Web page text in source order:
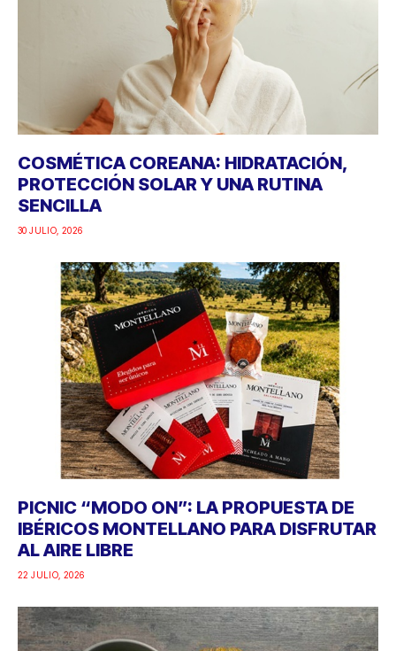
COSMÉTICA COREANA: HIDRATACIÓN,
PROTECCIÓN SOLAR Y UNA RUTINA
SENCILLA
30 JULIO, 2026
PICNIC “MODO ON”: LA PROPUESTA DE
IBÉRICOS MONTELLANO PARA DISFRUTAR
AL AIRE LIBRE
22 JULIO, 2026